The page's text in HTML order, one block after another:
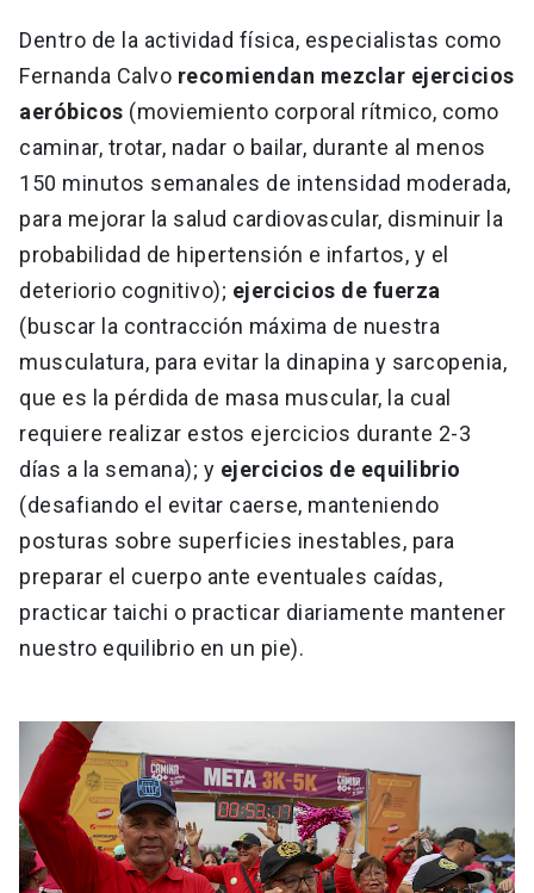
Dentro de la actividad física, especialistas como
Fernanda Calvo recomiendan mezclar ejercicios
aeróbicos (moviemiento corporal rítmico, como
caminar, trotar, nadar o bailar, durante al menos
150 minutos semanales de intensidad moderada,
para mejorar la salud cardiovascular, disminuir la
probabilidad de hipertensión e infartos, y el
deteriorio cognitivo); ejercicios de fuerza
(buscar la contracción máxima de nuestra
musculatura, para evitar la dinapina y sarcopenia,
que es la pérdida de masa muscular, la cual
requiere realizar estos ejercicios durante 2-3
días a la semana); y ejercicios de equilibrio
(desafiando el evitar caerse, manteniendo
posturas sobre superficies inestables, para
preparar el cuerpo ante eventuales caídas,
practicar taichi o practicar diariamente mantener
nuestro equilibrio en un pie).